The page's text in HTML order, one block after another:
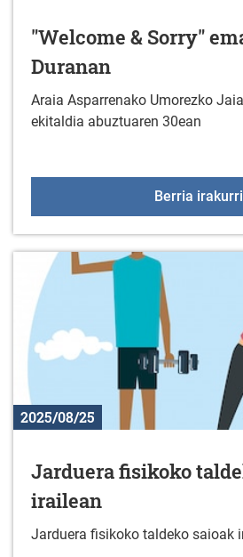
"Welcome & Sorry"
Duranan
Araia Asparrenako Umorezko
ekitaldia abuztuaren 30ean
Berria irakurri
2025/08/25
Jarduera fisikoko
irailean
Jarduera fisikoko taldeko saioak